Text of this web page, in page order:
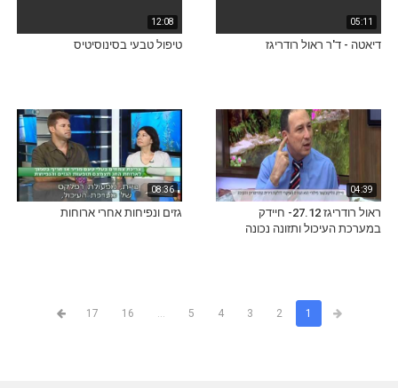
05:11
דיאטה - ד'ר ראול רודריגז
12:08
טיפול טבעי בסינוסיטיס
04:39
ראול רודריגז 27.12- חיידק
במערכת העיכול ותזונה נכונה
08:36
גזים ונפיחות אחרי ארוחות
1
2
3
4
5
...
16
17